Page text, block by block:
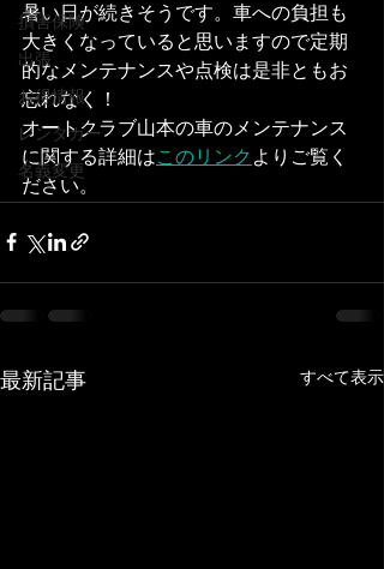
損害保険
出張
お得情報
レンタカー
名義変更
暑い日が続きそうです。車への負担も
大きくなっていると思いますので定期
的なメンテナンスや点検は是非ともお
忘れなく！
オートクラブ山本の車のメンテナンス
に関する詳細はこのリンク よりご覧く
ださい。
最新記事 すべて表示